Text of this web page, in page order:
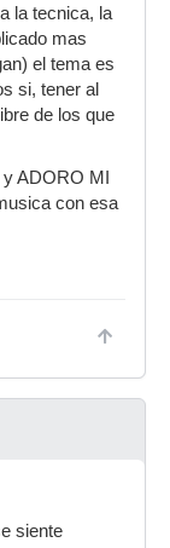
la tecnica, la
mas
el tema es
si, tener al
de los que
ADORO MI
con esa
siente